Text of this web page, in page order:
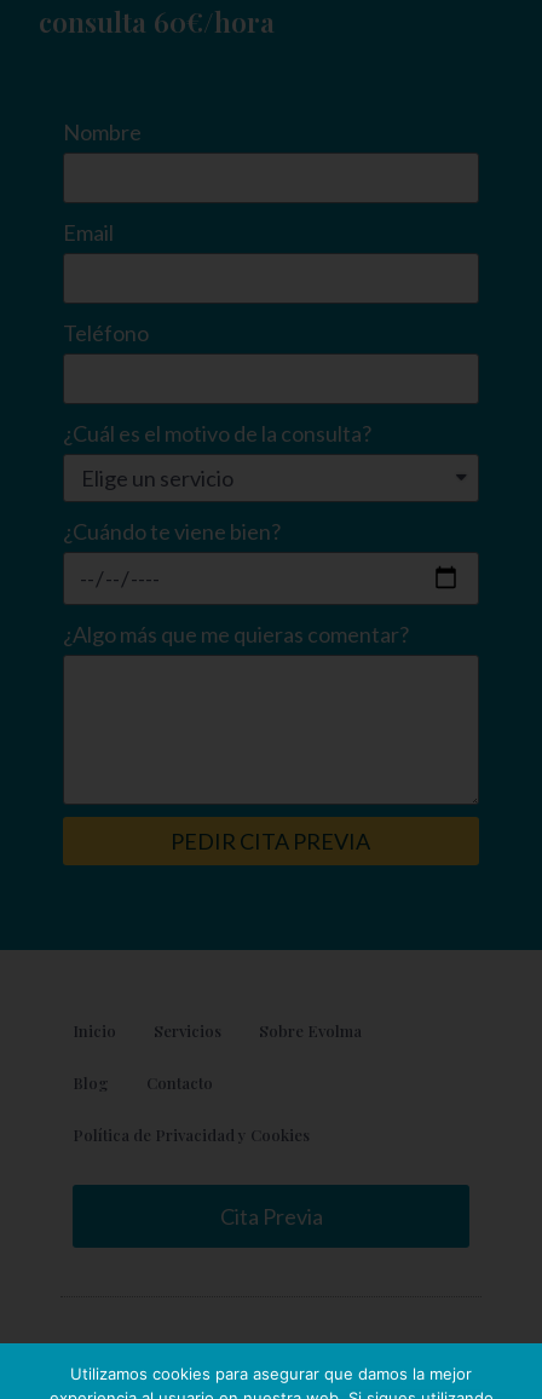
consulta 60€/hora
Nombre
Email
Teléfono
¿Cuál es el motivo de la consulta?
¿Cuándo te viene bien?
¿Algo más que me quieras comentar?
PEDIR CITA PREVIA
Inicio Servicios Sobre Evolma
Blog Contacto
Política de Privacidad y Cookies
Cita Previa
Utilizamos cookies para asegurar que damos la mejor